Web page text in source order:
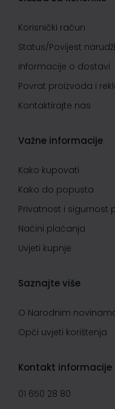
Korisnički račun
Status/Povijest
Informacije o dostavi
Povrat proizvoda i
Kontaktirajte nas
Važne informacije
Kako kupovati
Kako do popusta
Privatnost i sigurnost
Načini plaćanja
Uvjeti kupnje
Saznajte više
O Narodnim
Opći uvjeti korištenja
Kontakt informacije
01 650 28 80